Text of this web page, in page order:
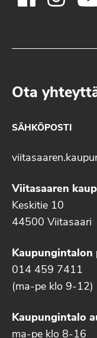
Ota
SÄHKÖPOSTI
Viitasaaren
Keskitie 10
44500 Viitasaari
Kaupungintalon
014 459 7411
(ma-pe klo 9-12)
Kaupungintalo
ma-pe klo 8-16